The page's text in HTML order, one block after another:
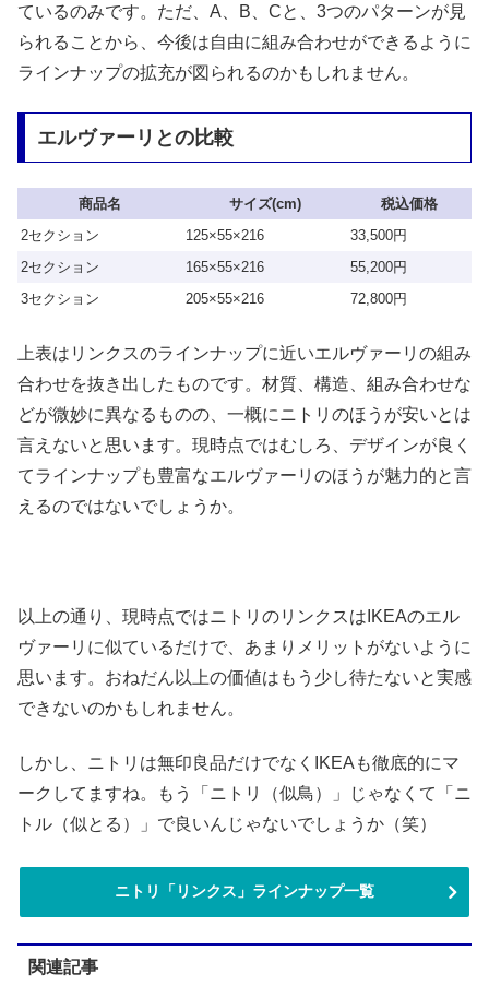
ているのみです。ただ、A、B、Cと、3つのパターンが見
られることから、今後は自由に組み合わせができるように
ラインナップの拡充が図られるのかもしれません。
エルヴァーリとの比較
商品名 サイズ(cm)
税込価格
2セクション
125×55×216
33,500円
2セクション
165×55×216
55,200円
3セクション
205×55×216 72,800円
上表はリンクスのラインナップに近いエルヴァーリの組み
合わせを抜き出したものです。材質、構造、組み合わせな
どが微妙に異なるものの、一概にニトリのほうが安いとは
言えないと思います。現時点ではむしろ、デザインが良く
てラインナップも豊富なエルヴァーリのほうが魅力的と言
えるのではないでしょうか。
以上の通り、現時点ではニトリのリンクスはIKEAのエル
ヴァーリに似ているだけで、あまりメリットがないように
思います。おねだん以上の価値はもう少し待たないと実感
できないのかもしれません。
しかし、ニトリは無印良品だけでなくIKEAも徹底的にマ
ークしてますね。もう「ニトリ（似鳥）」じゃなくて「ニ
トル（似とる）」で良いんじゃないでしょうか（笑）
ニトリ「リンクス」ラインナップ一覧
関連記事